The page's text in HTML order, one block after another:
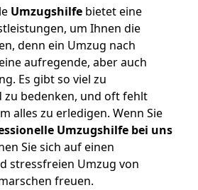
Umzugshilfe bietet eine
um Ihnen die
denn ein Umzug nach
aufregende, aber auch
Es gibt so viel zu
zu bedenken, und oft fehlt
alles zu erledigen. Wenn Sie
Umzugshilfe bei uns
Sie sich auf einen
stressfreien Umzug von
freuen.